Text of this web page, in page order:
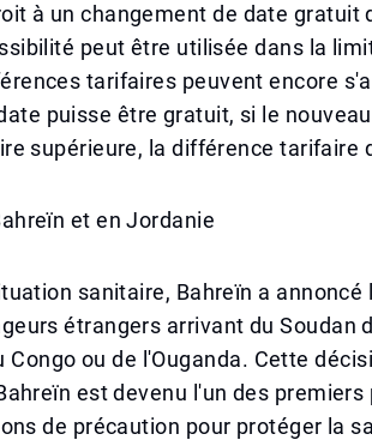
à un changement de date gratuit
peut être utilisée dans la
tarifaires peuvent encore
puisse être gratuit, si le
supérieure, la différence tarifaire
et en Jordanie
sanitaire, Bahreïn a
étrangers arrivant du Soudan
Congo ou de l'Ouganda. Cette
est devenu l'un des
de précaution pour protéger la